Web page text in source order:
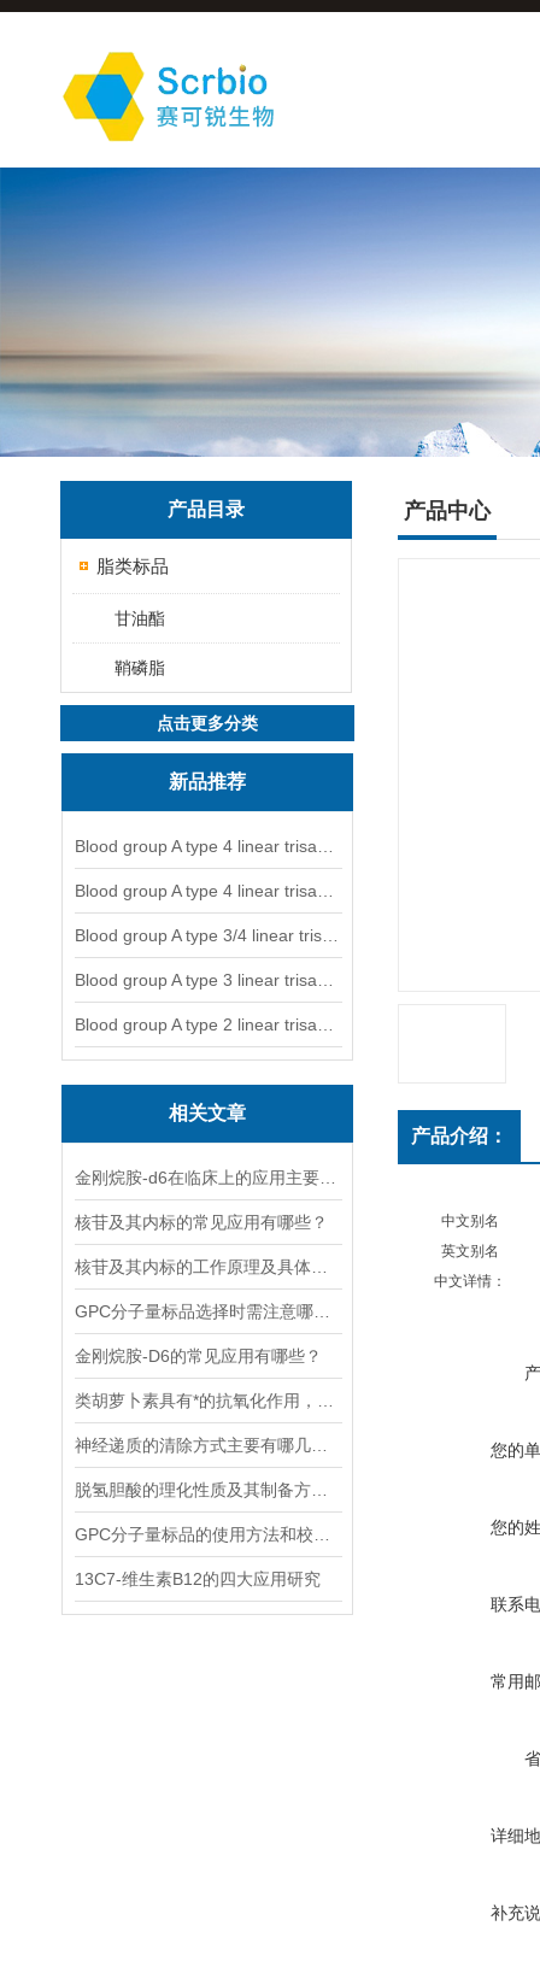
产品目录
脂类标品
甘油酯
鞘磷脂
点击更多分类
新品推荐
相关文章
核苷及其内标的常见应用有哪些？
金刚烷胺-D6的常见应用有哪些？
13C7-维生素B12的四大应用研究
产品中心
产品介绍：
中文别名
英文别名
中文详情：
您的
您的
联系
常用
详细
补充